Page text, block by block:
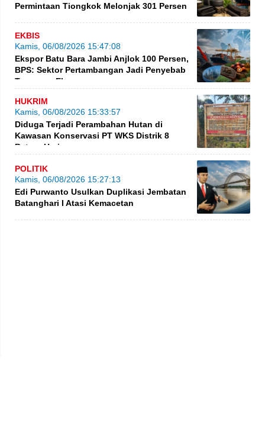
Permintaan Tiongkok Melonjak 301 Persen
EKBIS
Kamis, 06/08/2026 15:47:08
Ekspor Batu Bara Jambi Anjlok 100 Persen,
BPS: Sektor Pertambangan Jadi Penyebab
Turunnya Ekspor
HUKRIM
Kamis, 06/08/2026 15:33:57
Diduga Terjadi Perambahan Hutan di
Kawasan Konservasi PT WKS Distrik 8
BatangHari
POLITIK
Kamis, 06/08/2026 15:27:13
Edi Purwanto Usulkan Duplikasi Jembatan
Batanghari I Atasi Kemacetan